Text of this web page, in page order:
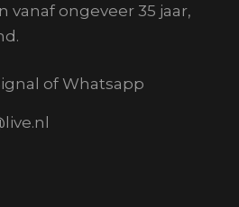
vanaf ongeveer 35 jaar,
of Whatsapp